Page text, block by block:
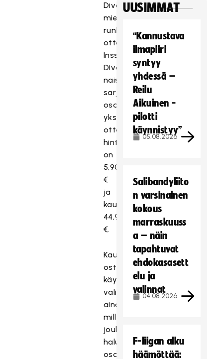
Divarin
miesten
runkosarjan
ottelut.
Inssi-
Divarin
naisten
sarjan
osalta
yksittäisen
ottelun
hinta
on
5,90
€
ja
kausipaketin
44,90
€.
Kausikorttia
ostaessa
käyttäjä
valitsee
aina
mille
joukkueelle
haluaa
osoittaa
UUSIMMAT
“Kannustava
ilmapiiri
syntyy
yhdessä –
Reilu
Aikuinen -
pilotti
käynnistyy”
05.08.2026
Salibandyliito
n varsinainen
kokous
marraskuuss
a – näin
tapahtuvat
ehdokasasett
elu ja
valinnat
04.08.2026
F-liigan alku
häämöttää: